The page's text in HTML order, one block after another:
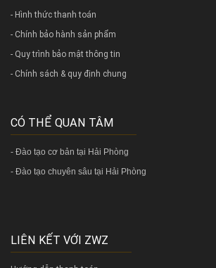
- Hình thức thanh toán
- Chính bảo hành sản phẩm
- Quy trình bảo mật thông tin
- Chính sách & quy định chung
CÓ THỂ QUAN TÂM
- Đào tạo cơ bản tại Hải Phòng
- Đào tạo chuyên sâu tại Hải Phòng
LIÊN KẾT VỚI ZWZ